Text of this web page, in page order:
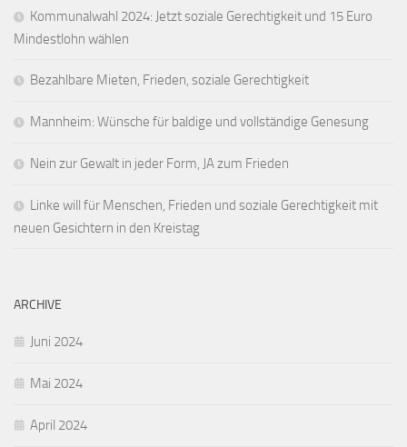
Kommunalwahl 2024: Jetzt soziale Gerechtigkeit und 15 Euro
Mindestlohn wählen
Bezahlbare Mieten, Frieden, soziale Gerechtigkeit
Mannheim: Wünsche für baldige und vollständige Genesung
Nein zur Gewalt in jeder Form, JA zum Frieden
Linke will für Menschen, Frieden und soziale Gerechtigkeit mit
neuen Gesichtern in den Kreistag
ARCHIVE
Juni 2024
Mai 2024
April 2024